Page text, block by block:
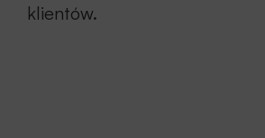
klientów.